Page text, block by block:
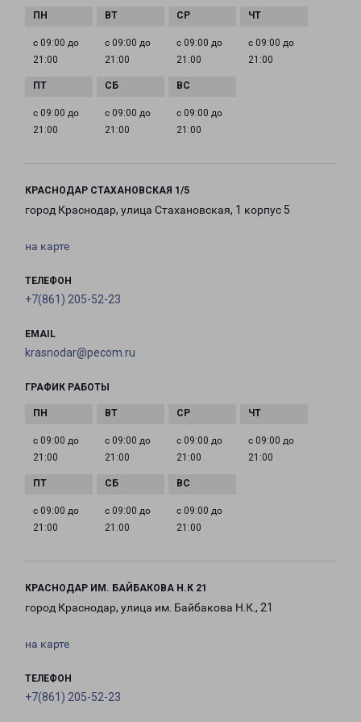
с 09:00 до
21:00
с 09:00 до
21:00
с 09:00 до
21:00
с 09:00 до
21:00
с 09:00 до
21:00
с 09:00 до
21:00
с 09:00 до
21:00
КРАСНОДАР СТАХАНОВСКАЯ 1/5
город Краснодар, улица Стахановская, 1 корпус 5
на карте
ТЕЛЕФОН
+7(861) 205-52-23
EMAIL
krasnodar@pecom.ru
ГРАФИК РАБОТЫ
с 09:00 до
21:00
с 09:00 до
21:00
с 09:00 до
21:00
с 09:00 до
21:00
с 09:00 до
21:00
с 09:00 до
21:00
с 09:00 до
21:00
КРАСНОДАР ИМ. БАЙБАКОВА Н.К 21
город Краснодар, улица им. Байбакова Н.К., 21
на карте
ТЕЛЕФОН
+7(861) 205-52-23